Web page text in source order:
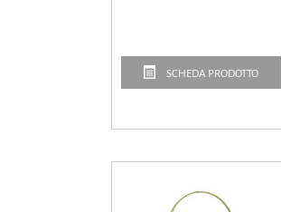
SCHEDA PRODOTTO